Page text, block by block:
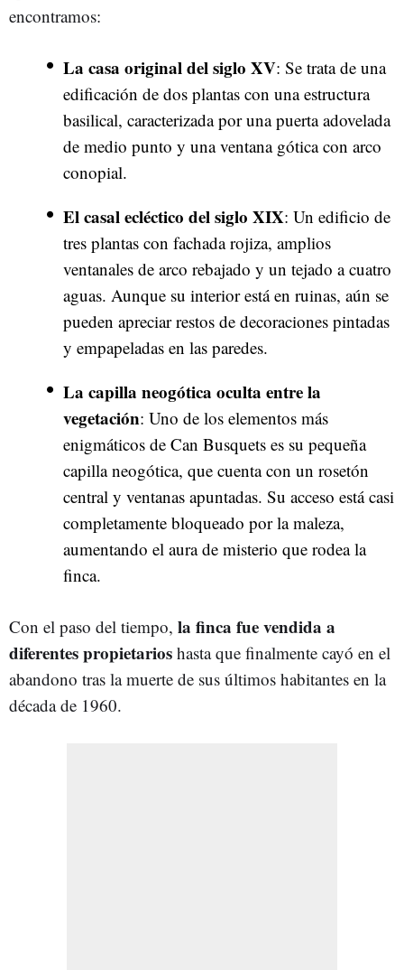
encontramos:
La casa original del siglo XV: Se trata de una
edificación de dos plantas con una estructura
basilical, caracterizada por una puerta adovelada
de medio punto y una ventana gótica con arco
conopial.
El casal ecléctico del siglo XIX: Un edificio de
tres plantas con fachada rojiza, amplios
ventanales de arco rebajado y un tejado a cuatro
aguas. Aunque su interior está en ruinas, aún se
pueden apreciar restos de decoraciones pintadas
y empapeladas en las paredes.
La capilla neogótica oculta entre la
vegetación: Uno de los elementos más
enigmáticos de Can Busquets es su pequeña
capilla neogótica, que cuenta con un rosetón
central y ventanas apuntadas. Su acceso está casi
completamente bloqueado por la maleza,
aumentando el aura de misterio que rodea la
finca.
Con el paso del tiempo, la finca fue vendida a
diferentes propietarios hasta que finalmente cayó en el
abandono tras la muerte de sus últimos habitantes en la
década de 1960.